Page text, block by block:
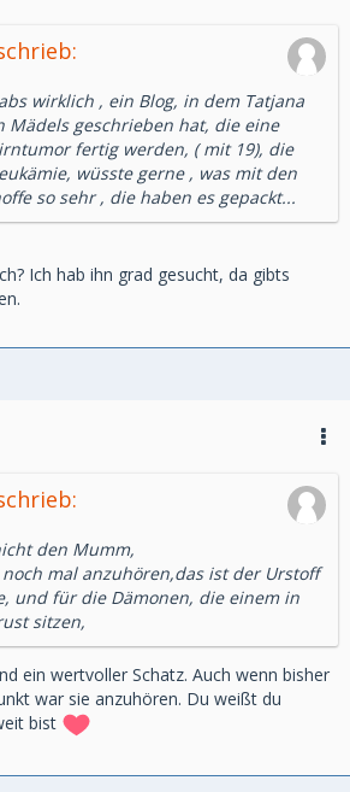
wirklich , ein Blog, in dem Tatjana
Mädels geschrieben hat, die eine
fertig werden, ( mit 19), die
wüsste gerne , was mit den
so sehr , die haben es gepackt...
Ich hab ihn grad gesucht, da gibts
den Mumm,
mal anzuhören,das ist der Urstoff
und für die Dämonen, die einem in
sitzen,
ein wertvoller Schatz. Auch wenn bisher
war sie anzuhören. Du weißt du
bist